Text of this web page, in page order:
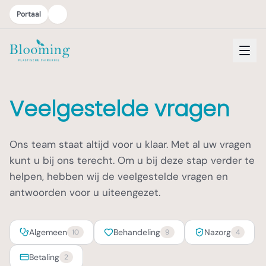
Portaal
Veelgestelde vragen
Ons team staat altijd voor u klaar. Met al uw vragen
kunt u bij ons terecht. Om u bij deze stap verder te
helpen, hebben wij de veelgestelde vragen en
antwoorden voor u uiteengezet.
Algemeen 10 Behandeling 9 Nazorg 4
Betaling 2